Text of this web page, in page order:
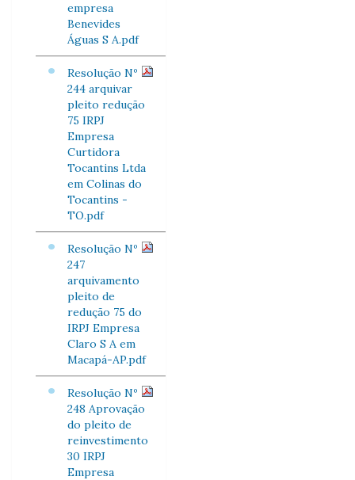
empresa
Benevides
Águas S A.pdf
Resolução Nº
244 arquivar
pleito redução
75 IRPJ
Empresa
Curtidora
Tocantins Ltda
em Colinas do
Tocantins -
TO.pdf
Resolução Nº
247
arquivamento
pleito de
redução 75 do
IRPJ Empresa
Claro S A em
Macapá-AP.pdf
Resolução Nº
248 Aprovação
do pleito de
reinvestimento
30 IRPJ
Empresa